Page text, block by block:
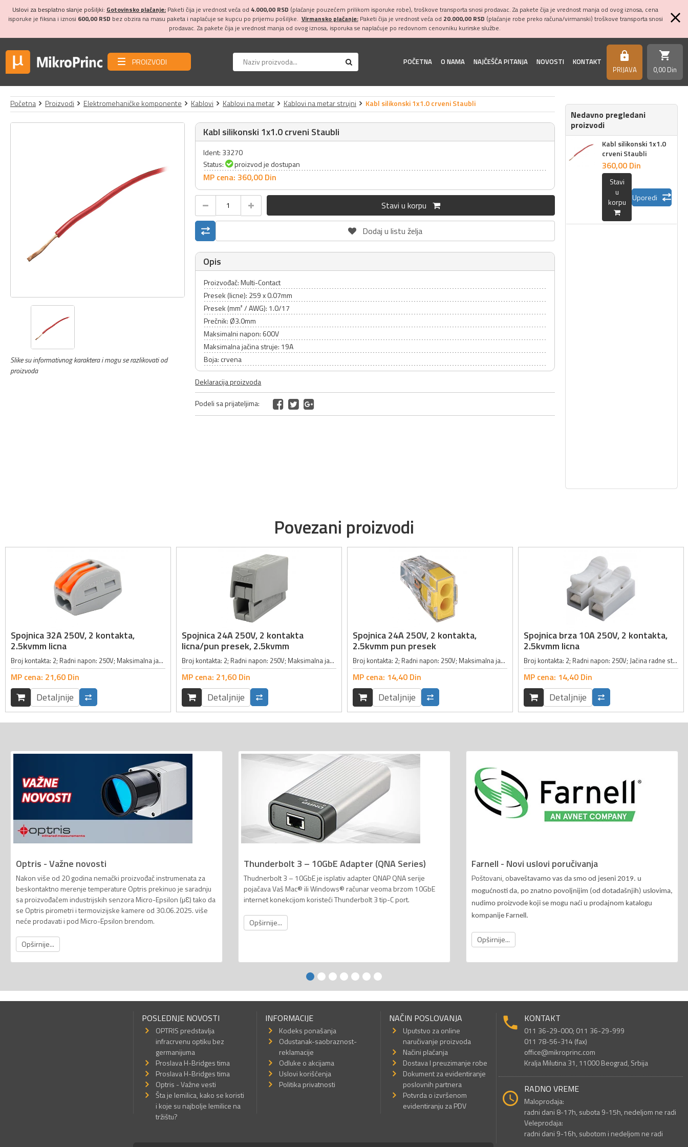
Uslovi za besplatno slanje pošiljki: Gotovinsko plaćanje: Paketi čija je vrednost veća od 4.000,00 RSD (plaćanje pouzećem prilikom isporuke robe), troškove transporta snosi prodavac. Za pakete čija je vrednost manja od ovog iznosa, cena
isporuke je fiksna i iznosi 600,00 RSD bez obzira na masu paketa i naplaćuje se kupcu po prijemu pošiljke. Virmansko plaćanje:Paketi čija je vrednost veća od 20.000,00 RSD (plaćanje robe preko računa/virmanski) troškove transporta snosi
prodavac. Za pakete čija je vrednost manja od ovog iznosa, isporuka se naplaćuje po redovnom cenovniku kurirske službe.
PROIZVODI POČETNA O NAMA NAJČEŠĆA PITANJA NOVOSTI KONTAKT https
PRIJAVA
shopping_cart
0,00 Din
Početna Proizvodi Elektromehaničke komponente Kablovi Kablovi na metar Kablovi na metar strujni Kabl silikonski 1x1.0 crveni Staubli
Slike su informativnog karaktera i mogu se razlikovati od
proizvoda
Kabl silikonski 1x1.0 crveni Staubli
Ident: 33270
Status:
proizvod je dostupan
MP cena: 360,00 Din
Stavi u korpu
Dodaj u listu želja
Opis
Proizvođač: Multi-Contact
Presek (licne): 259 x 0.07mm
Presek (mm² / AWG): 1.0/17
Prečnik: Ø3.0mm
Maksimalni napon: 600V
Maksimalna jačina struje: 19A
Boja: crvena
Deklaracija proizvoda
Podeli sa prijateljima:
Nedavno pregledani
proizvodi
Kabl silikonski 1x1.0
crveni Staubli
360,00 Din
Stavi
u
korpu
Uporedi
Povezani proizvodi
Spojnica 32A 250V, 2 kontakta,
2.5kvmm licna
Broj kontakta: 2; Radni napon: 250V; Maksimalna jačina struje: 32A; Veličina žice za kontakt: 2.5mm²; Tip kabla: 28AWG do 12AWG; Dužina neizolovanog dela žice: 9 - 10mm; Radna temperatura: -25° do 85°C;
MP cena: 21,60 Din
Detaljnije
Spojnica 24A 250V, 2 kontakta
licna/pun presek, 2.5kvmm
Broj kontakta: 2; Radni napon: 250V; Maksimalna jačina struje: 24A; Presek provodnika: 0.5 - 2.5 mm², pun/flax kabl; Dužina neizolovanog dela žice: 9 - 11mm; Dimenzije: 8 x 20.4 x 15.5mm;
MP cena: 21,60 Din
Detaljnije
Spojnica 24A 250V, 2 kontakta,
2.5kvmm pun presek
Broj kontakta: 2; Radni napon: 250V; Maksimalna jačina struje: 24A; Presek provodnika: 0.75 - 2.5mm² pun presek, 1.5 - 2.5mm² licnasti kabl; Dužina neizolovanog dela žice: 12 -13mm; Dimenzije: 13.1 x 19.5 x 9.2mm;
MP cena: 14,40 Din
Detaljnije
Spojnica brza 10A 250V, 2 kontakta,
2.5kvmm licna
Broj kontakta: 2; Radni napon: 250V; Jačina radne struje: 10A; Poprečni presek kabla: 2.5mm²; Radna temperatura: -40° do 150°C; Boja: bela;
MP cena: 14,40 Din
Detaljnije
Optris - Važne novosti
Nakon više od 20 godina nemački proizvođač instrumenata za
beskontaktno merenje temperature Optris prekinuo je saradnju
sa proizvođačem industrijskih senzora Micro-Epsilon (µƐ) tako da
se Optris pirometri i termovizijske kamere od 30.06.2025. više
neće prodavati i pod Micro-Epsilon brendom.
Opširnije...
Thunderbolt 3 – 10GbE Adapter (QNA Series)
Thudnerbolt 3 – 10GbE je isplativ adapter QNAP QNA serije
pojačava Vaš Mac® ili Windows® računar veoma brzom 10GbE
internet konekcijom koristeći Thunderbolt 3 tip-C port.
Opširnije...
Farnell - Novi uslovi poručivanja
Poštovani, o baveštavamo vas da smo od jeseni 2019. u
mogućnosti da, po znatno povoljnijim (od dotadašnjih) uslovima,
nudimo proizvode koji se mogu naći u prodajnom katalogu
kompanije Farnell.
Opširnije...
POSLEDNJE NOVOSTI
OPTRIS predstavlja
infracrvenu optiku bez
germanijuma
Proslava H-Bridges tima
Proslava H-Bridges tima
Optris - Važne vesti
Šta je lemilica, kako se koristi
i koje su najbolje lemilice na
tržištu?
INFORMACIJE
Kodeks ponašanja
Odustanak-saobraznost-
reklamacije
Odluke o akcijama
Uslovi korišćenja
Politika privatnosti
NAČIN POSLOVANJA
Uputstvo za online
naručivanje proizvoda
Načini plaćanja
Dostava I preuzimanje robe
Dokument za evidentiranje
poslovnih partnera
Potvrda o izvršenom
evidentiranju za PDV
KONTAKT
011 36-29-000; 011 36-29-999
011 78-56-314 (fax)
office@mikroprinc.com
Kralja Milutina 31, 11000 Beograd, Srbija
RADNO VREME
Maloprodaja:
radni dani 8-17h, subota 9-15h, nedeljom ne radi
Veleprodaja:
radni dani 9-16h, subotom i nedeljom ne radi